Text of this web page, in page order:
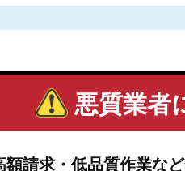
悪質業者
額請求・低品質作業な